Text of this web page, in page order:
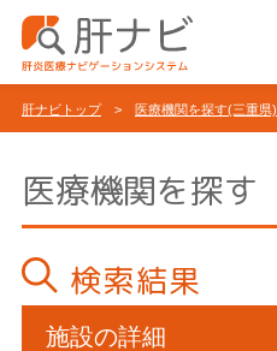
肝ナビトップ> 医療機関を探す(三重県)
医療機関を探す
検索結果
施設の詳細